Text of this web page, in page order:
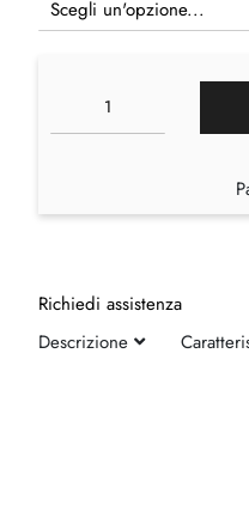
Richiedi assistenza
Descrizione